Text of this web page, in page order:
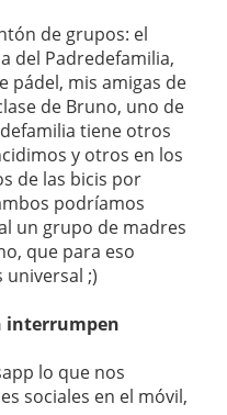
de grupos: el
del Padredefamilia,
pádel, mis amigas de
de Bruno, uno de
tiene otros
y otros en los
de las bicis por
podríamos
un grupo de madres
que para eso
universal ;)
interrumpen
lo que nos
sociales en el móvil,